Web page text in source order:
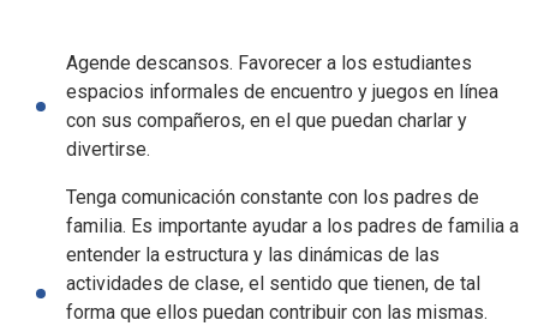
Agende descansos. Favorecer a los estudiantes
espacios informales de encuentro y juegos en línea
con sus compañeros, en el que puedan charlar y
divertirse.
Tenga comunicación constante con los padres de
familia. Es importante ayudar a los padres de familia a
entender la estructura y las dinámicas de las
actividades de clase, el sentido que tienen, de tal
forma que ellos puedan contribuir con las mismas.